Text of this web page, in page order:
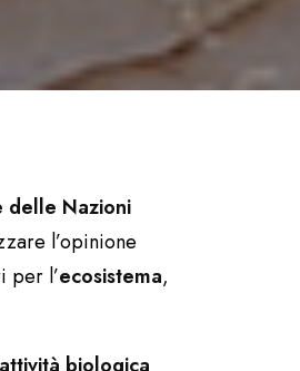
delle Nazioni
l’opinione
per l’ecosistema,